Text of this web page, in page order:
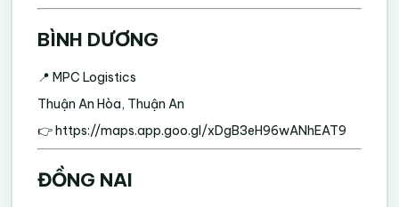
BÌNH DƯƠNG
📍 MPC Logistics
Thuận An Hòa, Thuận An
👉https://maps.app.goo.gl/xDgB3eH96wANhEAT9
ĐỒNG NAI